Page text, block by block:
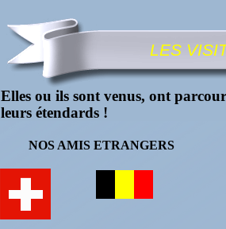
LES
Elles ou ils sont venus, ont
leurs étendards !
NOS AMIS ETRANGERS